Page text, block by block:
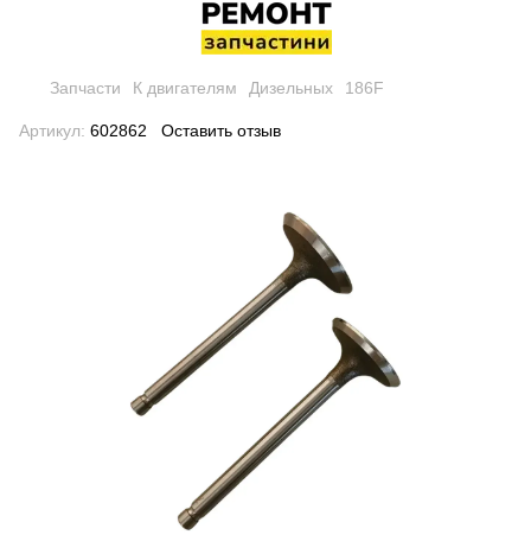
Запчасти К двигателям Дизельных 186F
Артикул: 602862 Оставить отзыв